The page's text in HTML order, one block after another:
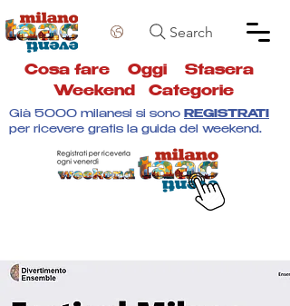
Search
Cosa fare Oggi Stasera
Weekend
Categorie
Già 5000 milanesi si sono REGISTRATI
per ricevere gratis la guida del weekend.